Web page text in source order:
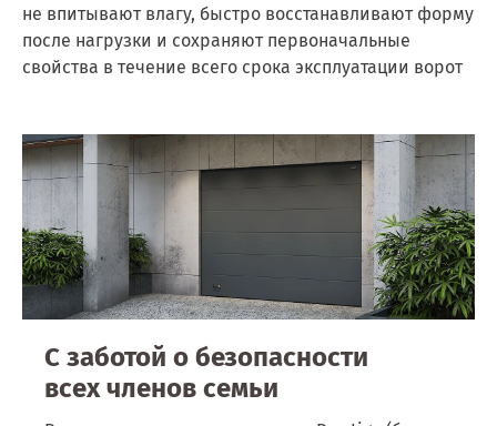
не впитывают влагу, быстро восстанавливают форму
после нагрузки и сохраняют первоначальные
свойства в течение всего срока эксплуатации ворот
С заботой о безопасности
всех членов семьи